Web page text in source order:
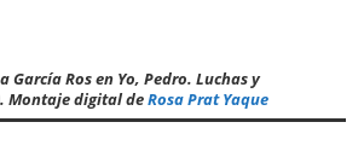
García Ros en Yo, Pedro. Luchas y
Montaje digital deRosa Prat Yaque